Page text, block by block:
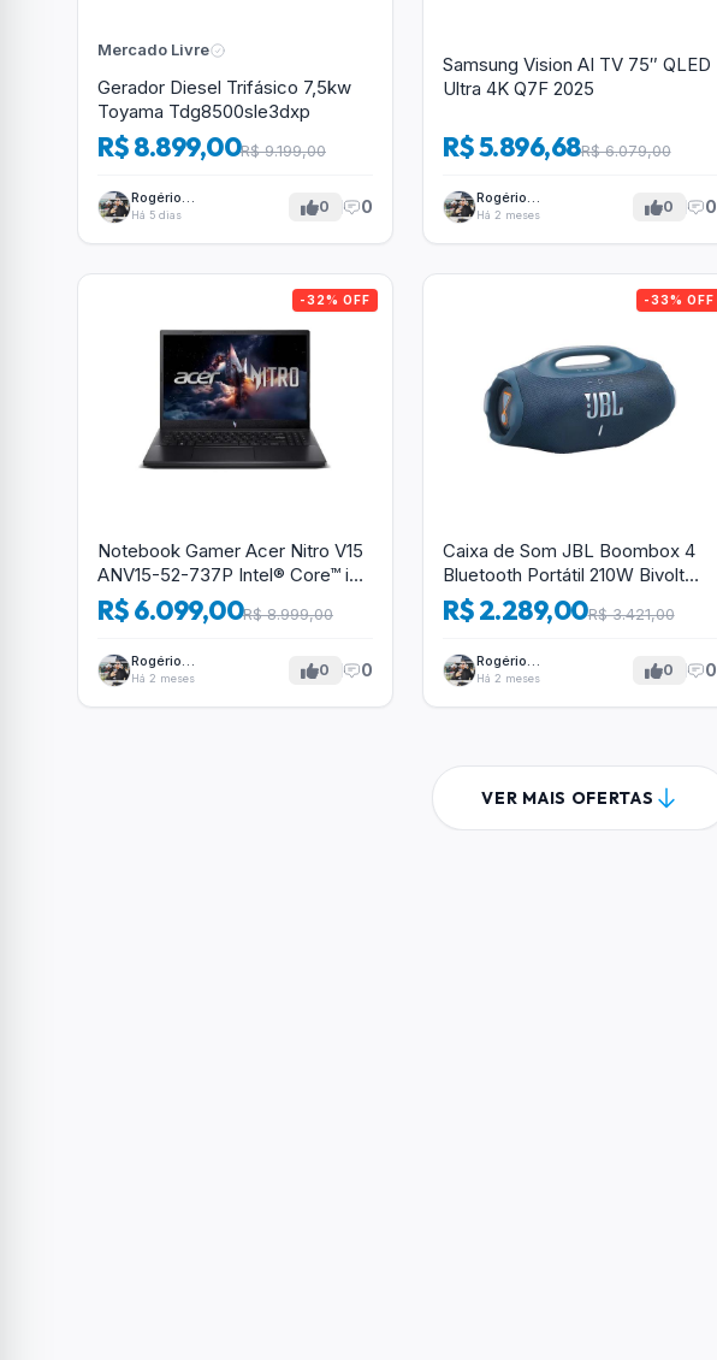
Mercado Livre
Gerador Diesel Trifásico 7,5kw
Toyama Tdg8500sle3dxp
R$ 8.899,00R$ 9.199,00
Rogério
Tavares
Há 5 dias 0 0
Samsung Vision AI TV 75″ QLED
Ultra 4K Q7F 2025
R$ 5.896,68R$ 6.079,00
Rogério
Tavares
Há 2 meses 0 0
-32% OFF
Notebook Gamer Acer Nitro V15
ANV15-52-737P Intel® Core™ i7-
13620H 13ªG 16GB RAM 512GB
SSD RTX4050 FHD 15.6”
R$ 6.099,00R$ 8.999,00
Rogério
Tavares
Há 2 meses 0 0
-33% OFF
Caixa de Som JBL Boombox 4
Bluetooth Portátil 210W Bivolt
Azul
R$ 2.289,00R$ 3.421,00
Rogério
Tavares
Há 2 meses 0 0
VER MAIS OFERTAS